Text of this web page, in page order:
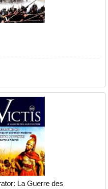
La Guerre des